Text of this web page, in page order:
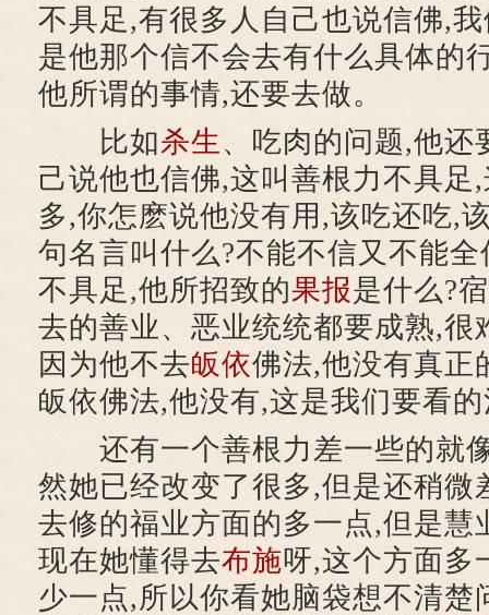
不具足,有很多人自己也说信佛,
是他那个信不会去有什么具体的
他所谓的事情,还要去做。
比如杀生 、吃肉的问题,他还
己说他也信佛,这叫善根力不具足
多,你怎麽说他没有用,该吃还吃,
句名言叫什么?不能不信又不能
不具足,他所招致的果报是什么?
去的善业、恶业统统都要成熟,很
因为他不去皈依佛法,他没有真正
皈依佛法,他没有,这是我们要看
还有一个善根力差一些的就
然她已经改变了很多,但是还稍微
去修的福业方面的多一点,但是慧
现在她懂得去布施呀,这个方面多
少一点,所以你看她脑袋想不清楚